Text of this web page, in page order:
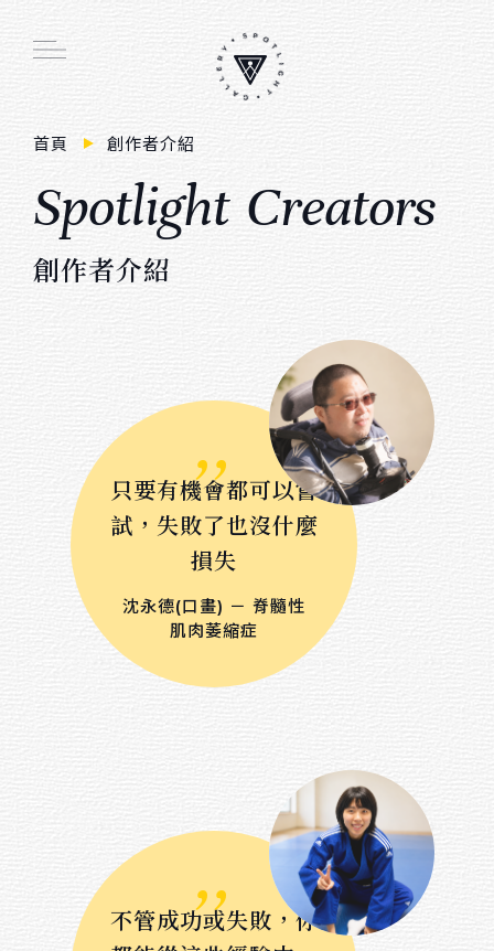
Main function
線上畫廊
周邊商品
創作者介紹
會員註冊／登入
回首頁
Others
關於我們
壓克力顏料
首頁 創作者介紹
S p o t gh t Cre a to rs
創 作 者 介 紹
,,
只要有機會都可以嘗
試，失敗了也沒什麼
損失
沈永德(口畫) － 脊髓性
肌肉萎縮症
,,
不管成功或失敗，你